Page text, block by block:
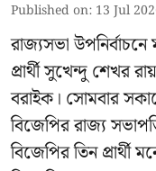
Published on: 13 Jul
রাজ্যসভা
প্রার্থী সুখেন্দু শেখর
বরাইক। সোমবার
বিজেপির রাজ্য
বিজেপির তিন প্রার্থী